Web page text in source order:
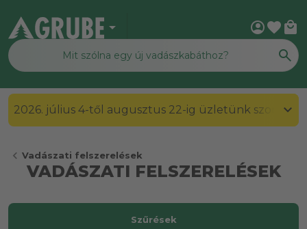
arrow_drop_down account_circlefavorite local_mall
2026. július 4-től augusztus 22-ig üzletünk
chevron_left Vadászati felszerelések
VADÁSZATI FELSZERELÉSEK
Szűrések